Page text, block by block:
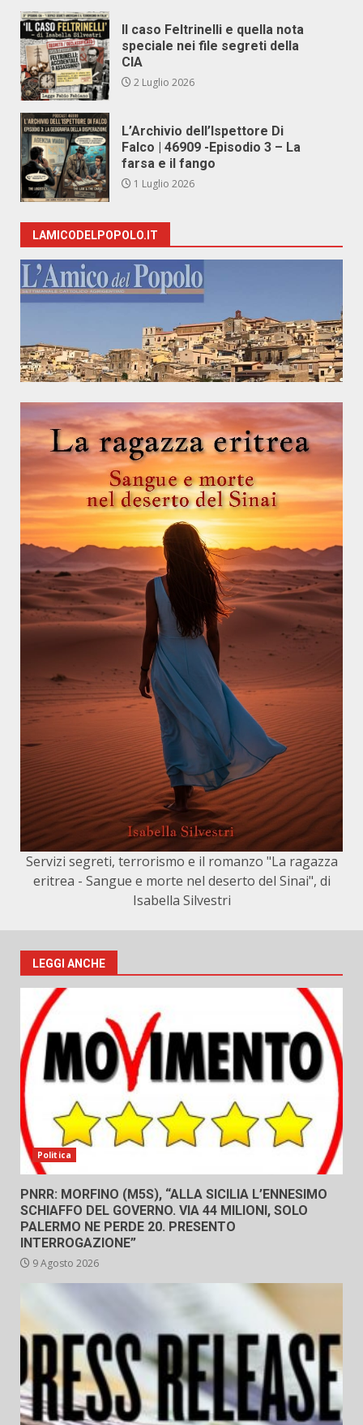
Il caso Feltrinelli e quella nota
speciale nei file segreti della
CIA
2 Luglio 2026
L’Archivio dell’Ispettore Di
Falco | 46909 -Episodio 3 – La
farsa e il fango
1 Luglio 2026
LAMICODELPOPOLO.IT
Servizi segreti, terrorismo e il romanzo "La ragazza
eritrea - Sangue e morte nel deserto del Sinai", di
Isabella Silvestri
LEGGI ANCHE
Politica
PNRR: MORFINO (M5S), “ALLA SICILIA L’ENNESIMO
SCHIAFFO DEL GOVERNO. VIA 44 MILIONI, SOLO
PALERMO NE PERDE 20. PRESENTO
INTERROGAZIONE”
9 Agosto 2026